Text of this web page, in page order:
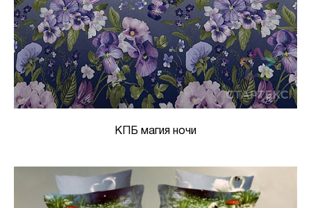
КПБ магия ночи